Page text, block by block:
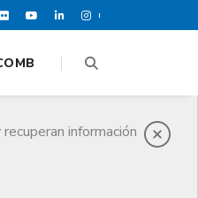
información